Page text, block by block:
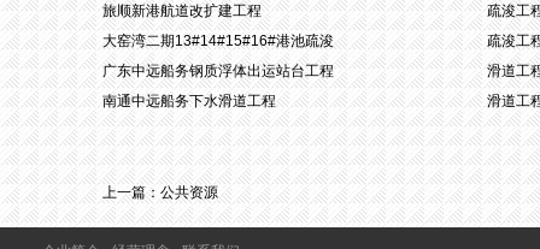
旅顺新港航道改扩建工程
疏浚工
大窑湾二期13#14#15#16#港池疏浚
疏浚工
广东中远船务钢质浮体出运站台工程
滑道工
南通中远船务下水滑道工程
滑道工
上一篇： 公共资源